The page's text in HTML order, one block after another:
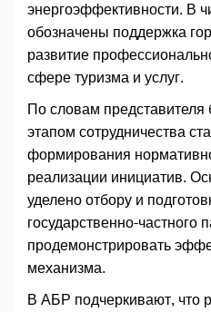
энергоэффективности. В
обозначены поддержка
развитие
сфере туризма и услуг.
По словам
этапом сотрудничества
формирования
реализации инициатив.
уделено отбору и
государственно-частного
продемонстрировать
механизма.
В АБР подчеркивают, что